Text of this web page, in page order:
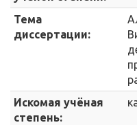
Тема
диссертации:
Искомая учёная
степень: